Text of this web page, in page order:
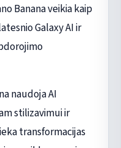
Banana veikia kaip
Galaxy AI ir
naudoja AI
stilizavimui ir
transformacijas